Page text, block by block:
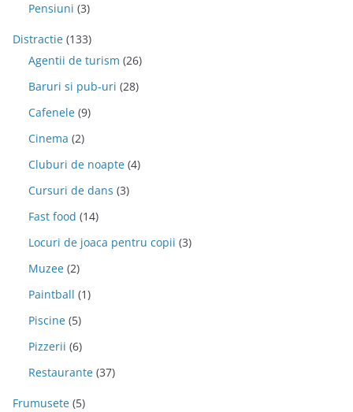
Pensiuni (3)
Distractie (133)
Agentii de turism (26)
Baruri si pub-uri (28)
Cafenele (9)
Cinema (2)
Cluburi de noapte (4)
Cursuri de dans (3)
Fast food (14)
Locuri de joaca pentru copii (3)
Muzee (2)
Paintball (1)
Piscine (5)
Pizzerii (6)
Restaurante (37)
Frumusete (5)